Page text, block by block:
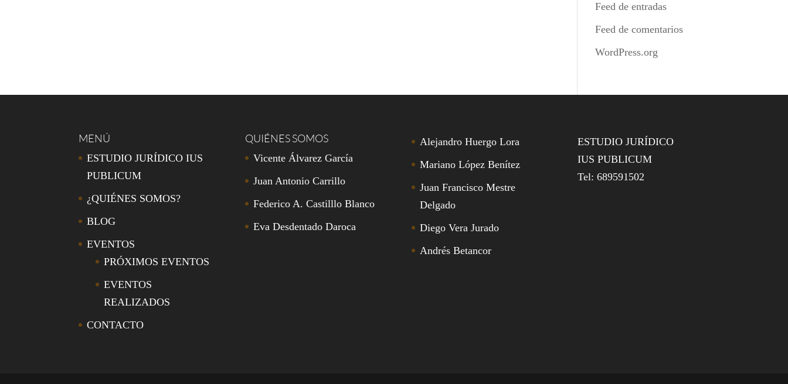
Feed de entradas
Feed de comentarios
WordPress.org
MENÚ
ESTUDIO JURÍDICO IUS
PUBLICUM
¿QUIÉNES SOMOS?
BLOG
EVENTOS
PRÓXIMOS EVENTOS
EVENTOS
REALIZADOS
CONTACTO
QUIÉNES SOMOS
Vicente Álvarez García
Juan Antonio Carrillo
Federico A. Castilllo Blanco
Eva Desdentado Daroca
Alejandro Huergo Lora
Mariano López Benítez
Juan Francisco Mestre
Delgado
Diego Vera Jurado
Andrés Betancor
ESTUDIO JURÍDICO
IUS PUBLICUM
Tel: 689591502